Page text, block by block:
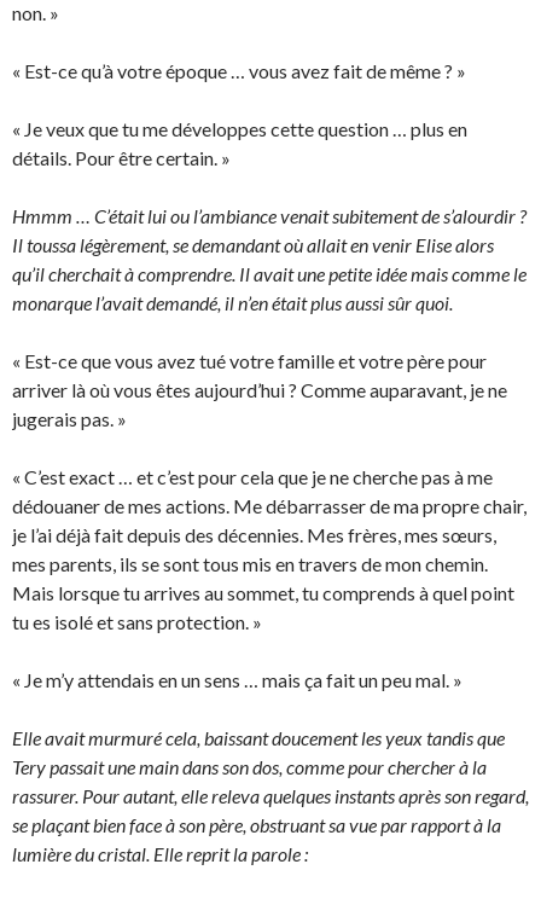
non. »
« Est-ce qu’à votre époque … vous avez fait de même ? »
« Je veux que tu me développes cette question … plus en
détails. Pour être certain. »
Hmmm … C’était lui ou l’ambiance venait subitement de s’alourdir ?
Il toussa légèrement, se demandant où allait en venir Elise alors
qu’il cherchait à comprendre. Il avait une petite idée mais comme le
monarque l’avait demandé, il n’en était plus aussi sûr quoi.
« Est-ce que vous avez tué votre famille et votre père pour
arriver là où vous êtes aujourd’hui ? Comme auparavant, je ne
jugerais pas. »
« C’est exact … et c’est pour cela que je ne cherche pas à me
dédouaner de mes actions. Me débarrasser de ma propre chair,
je l’ai déjà fait depuis des décennies. Mes frères, mes sœurs,
mes parents, ils se sont tous mis en travers de mon chemin.
Mais lorsque tu arrives au sommet, tu comprends à quel point
tu es isolé et sans protection. »
« Je m’y attendais en un sens … mais ça fait un peu mal. »
Elle avait murmuré cela, baissant doucement les yeux tandis que
Tery passait une main dans son dos, comme pour chercher à la
rassurer. Pour autant, elle releva quelques instants après son regard,
se plaçant bien face à son père, obstruant sa vue par rapport à la
lumière du cristal. Elle reprit la parole :